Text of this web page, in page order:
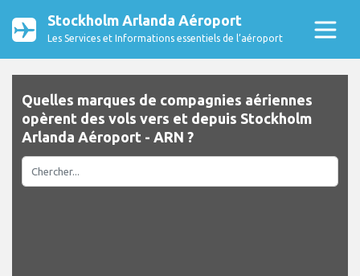
Stockholm Arlanda Aéroport
Les Services et Informations essentiels de l’aéroport
Quelles marques de compagnies aériennes
opèrent des vols vers et depuis Stockholm
Arlanda Aéroport - ARN ?